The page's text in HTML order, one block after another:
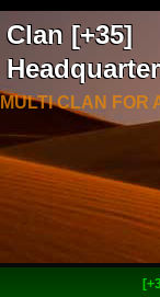
Clan [+35]
MULTI CLAN FOR